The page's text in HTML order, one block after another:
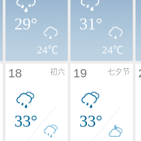
29°
24℃
31°
24℃
初六
18
33°
七夕节
19
33°